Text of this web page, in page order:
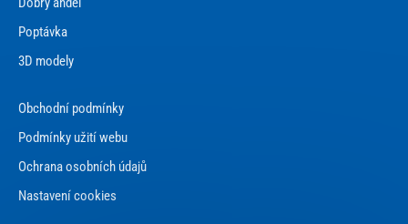
Poptávka
3D modely
Obchodní podmínky
Podmínky užití webu
Ochrana osobních údajů
Nastavení cookies